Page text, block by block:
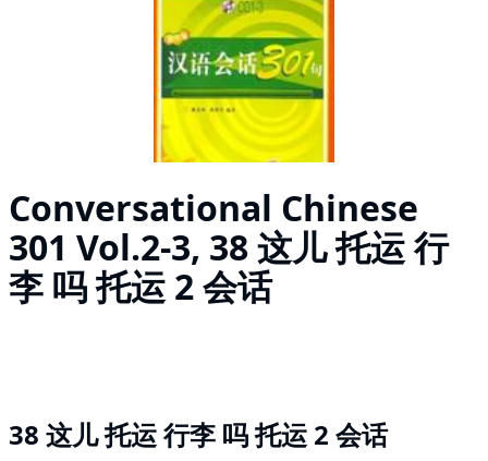
Conversational Chinese
301 Vol.2-3, 38 这儿 托运 行
李 吗 托运 2 会话
38 这儿 托运 行李 吗 托运 2 会话